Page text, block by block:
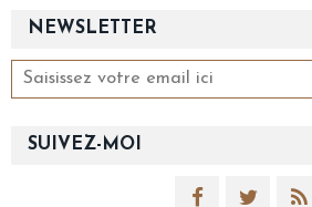
NEWSLETTER
SUIVEZ-MOI